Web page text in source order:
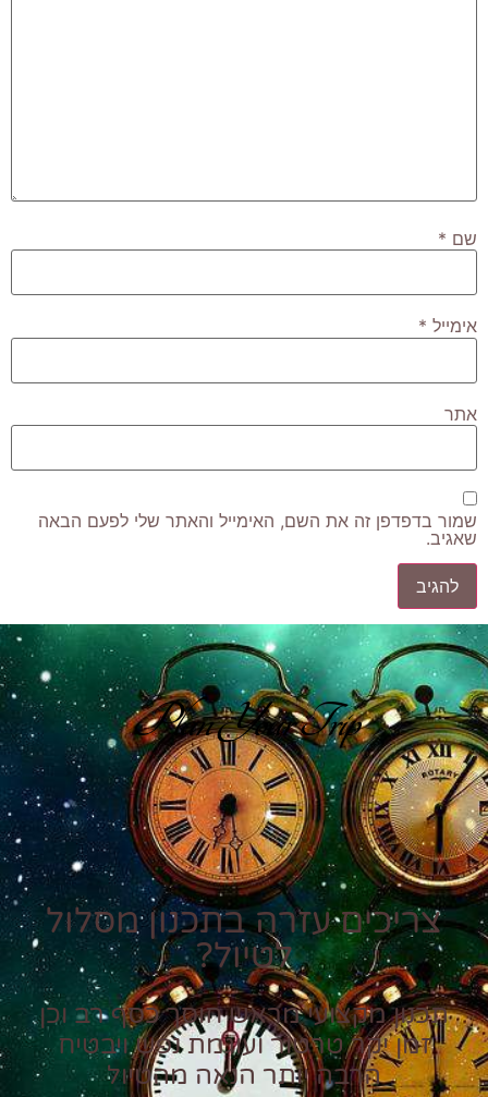
שם *
אימייל *
אתר
שמור בדפדפן זה את השם, האימייל והאתר שלי לפעם הבאה
שאגיב.
Plan Your Trip
צריכים עזרה בתכנון מסלול
לטיול?
תכנון מקצועי מראש חוסך כסף רב וכן
זמן יקר טרטור ועוגמת נפש ויבטיח
הרבה יותר הנאה מהטיול